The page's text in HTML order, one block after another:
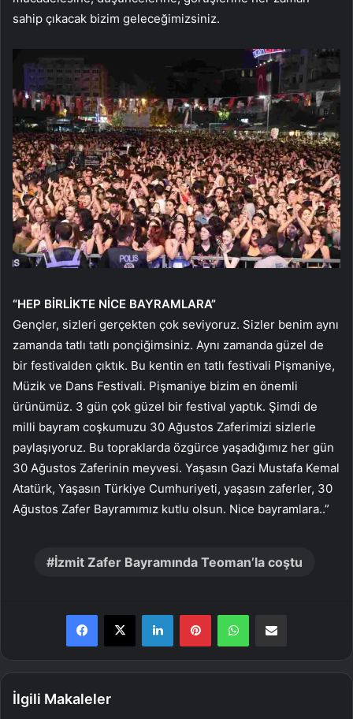
sahip çıkacak bizim geleceğimizsiniz.
“HEP BİRLİKTE NİCE BAYRAMLARA”
Gençler, sizleri gerçekten çok seviyoruz. Sizler benim aynı
zamanda tatlı tatlı ponçiğimsiniz. Aynı zamanda güzel de
bir festivalden çıktık. Bu kentin en tatlı festivali Pişmaniye,
Müzik ve Dans Festivali. Pişmaniye bizim en önemli
ürünümüz. 3 gün çok güzel bir festival yaptık. Şimdi de
milli bayram coşkumuzu 30 Ağustos Zaferimizi sizlerle
paylaşıyoruz. Bu topraklarda özgürce yaşadığımız her gün
30 Ağustos Zaferinin meyvesi. Yaşasın Gazi Mustafa Kemal
Atatürk, Yaşasın Türkiye Cumhuriyeti, yaşasın zaferler, 30
Ağustos Zafer Bayramımız kutlu olsun. Nice bayramlara..”
İzmit Zafer Bayramında Teoman’la coştu
İlgili Makaleler